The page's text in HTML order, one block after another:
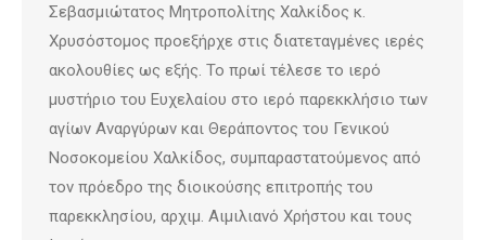
Σεβασμιώτατος Μητροπολίτης Χαλκίδος κ.
Χρυσόστομος προεξήρχε στις διατεταγμένες ιερές
ακολουθίες ως εξής. Το πρωί τέλεσε το ιερό
μυστήριο του Ευχελαίου στο ιερό παρεκκλήσιο των
αγίων Αναργύρων και Θεράποντος του Γενικού
Νοσοκομείου Χαλκίδος, συμπαραστατούμενος από
τον πρόεδρο της διοικούσης επιτροπής του
παρεκκλησίου, αρχιμ. Αιμιλιανό Χρήστου και τους